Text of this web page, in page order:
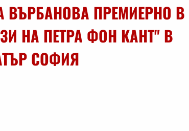
ВЪРБАНОВА ПРЕМИЕРНО В
НА ПЕТРА ФОН КАНТ" В
СОФИЯ